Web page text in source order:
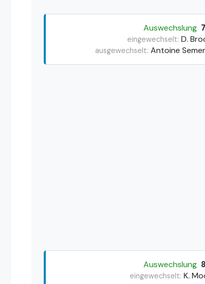
Auswechslung
eingewechselt: D.
ausgewechselt: Antoine
Auswechslung
eingewechselt: K.